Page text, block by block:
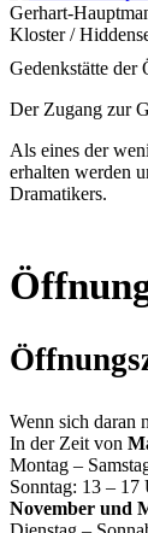
Gerhart-
Kloster /
Gedenkstätte der
Der Zugang zur
Als eines der
erhalten werden
Dramatikers.
Wenn sich daran
In der Zeit von
Montag –
Sonntag: 13 – 17
November und